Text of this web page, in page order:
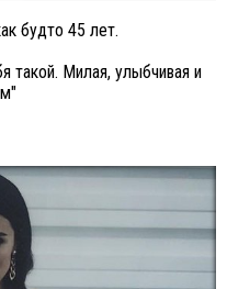
будто 45 лет.
такой. Милая, улыбчивая и